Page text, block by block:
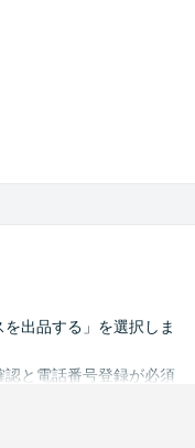
出品する」を選択しま
と電話番号登録が必須